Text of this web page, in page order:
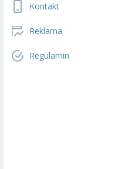
Kontakt
Reklama
Regulamin